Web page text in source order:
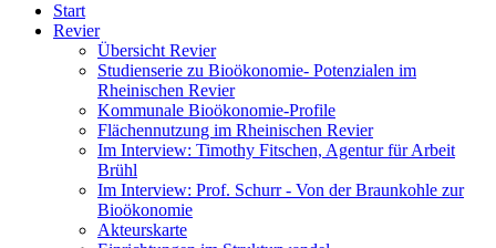
Start
Revier
Übersicht Revier
Studienserie zu Bioökonomie- Potenzialen im
Rheinischen Revier
Kommunale Bioökonomie-Profile
Flächennutzung im Rheinischen Revier
Im Interview: Timothy Fitschen, Agentur für Arbeit
Brühl
Im Interview: Prof. Schurr - Von der Braunkohle zur
Bioökonomie
Akteurskarte